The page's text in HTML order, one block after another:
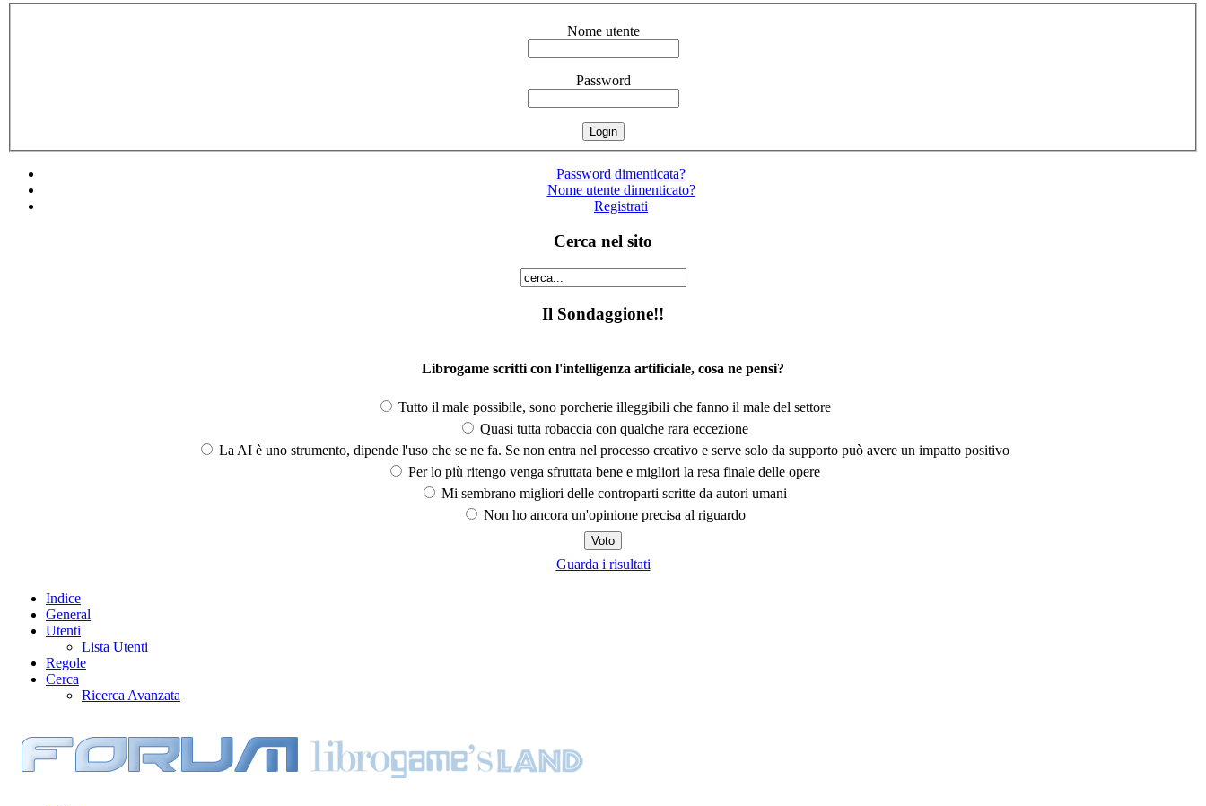
Nome utente
Password
Password dimenticata?
Nome utente dimenticato?
Registrati
Cerca nel sito
Il Sondaggione!!
Librogame scritti con l'intelligenza artificiale, cosa ne pensi?
Tutto il male possibile, sono porcherie illeggibili che fanno il male del settore
Quasi tutta robaccia con qualche rara eccezione
La AI è uno strumento, dipende l'uso che se ne fa. Se non entra nel processo creativo e serve solo da supporto può avere un impatto positivo
Per lo più ritengo venga sfruttata bene e migliori la resa finale delle opere
Mi sembrano migliori delle controparti scritte da autori umani
Non ho ancora un'opinione precisa al riguardo
Guarda i risultati
Indice
General
Utenti
Lista Utenti
Regole
Cerca
Ricerca Avanzata